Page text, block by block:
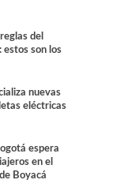
del
estos son los
nuevas
eléctricas
espera
en el
Boyacá